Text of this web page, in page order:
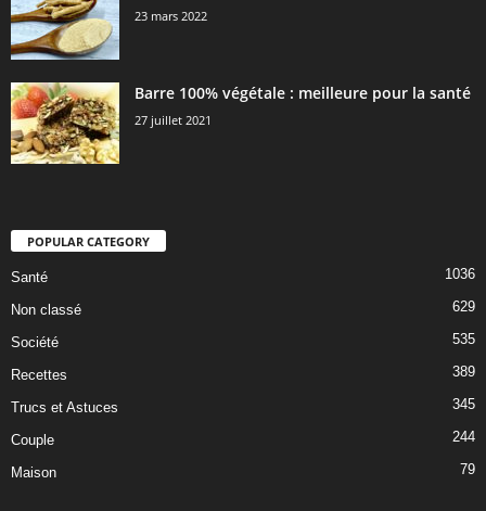
23 mars 2022
Barre 100% végétale : meilleure pour la santé
27 juillet 2021
POPULAR CATEGORY
Santé 1036
Non classé 629
Société 535
Recettes 389
Trucs et Astuces 345
Couple 244
Maison 79